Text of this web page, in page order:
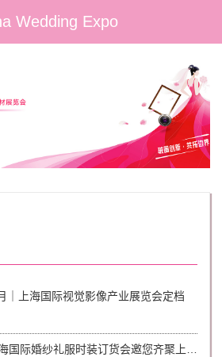
Wedding Expo
｜上海国际视觉影像产业展览会定档
官宣定档 | 2024上海国际婚纱礼服时装订货会邀您齐聚上海浦东